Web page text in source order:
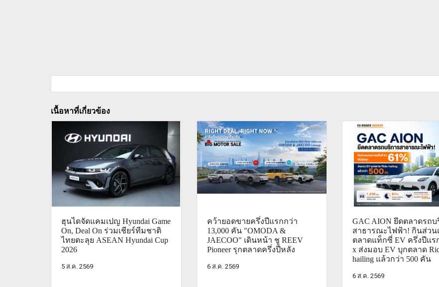
เนื้อหาที่เกี่ยวข้อง
ฮุนไดจัดแคมเปญ Hyundai Game
On, Deal On ร่วมเชียร์ทีมชาติ
ไทยตะลุย ASEAN Hyundai Cup
2026
5 ส.ค. 2569
คว้ายอดขายครึ่งปีแรกกว่า
13,000 คัน "OMODA &
JAECOO" เดินหน้า ชู REEV
Pioneer รุกตลาดครึ่งปีหลัง
6 ส.ค. 2569
GAC AION ยึดตลาดรถบ
สาธารณะไฟฟ้า! กินส่วน
ตลาดแท็กซี่ EV ครึ่งปีแร
x ส่งมอบ EV บุกตลาด
hailing แล้วกว่า 500 คัน
6 ส.ค. 2569